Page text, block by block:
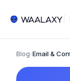
Blog›Email &